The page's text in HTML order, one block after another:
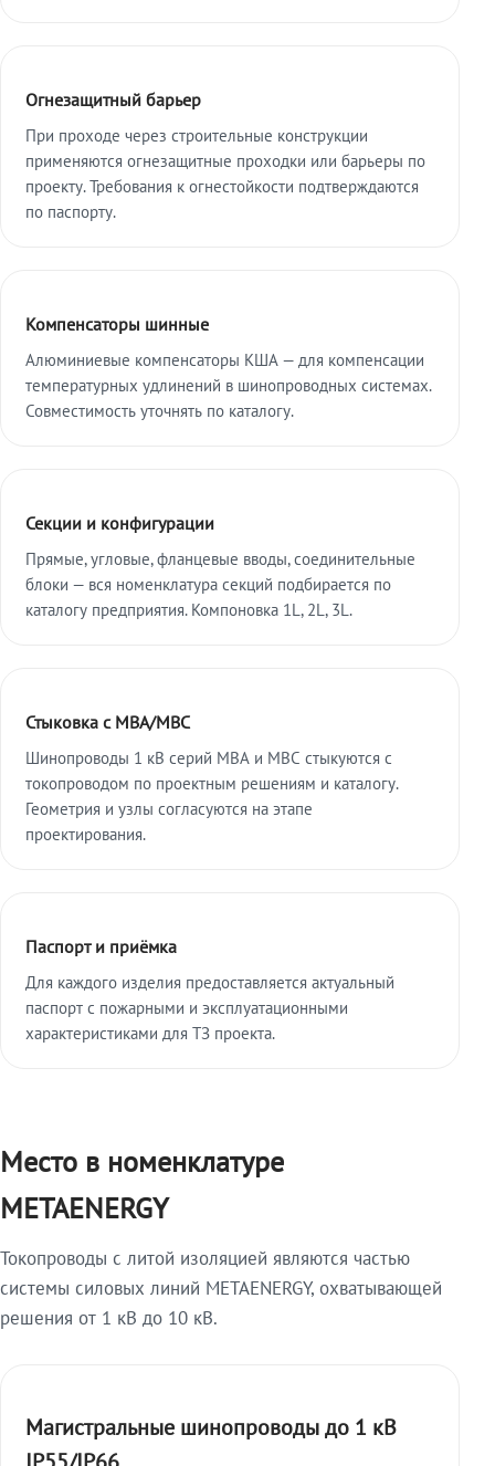
Огнезащитный барьер
При проходе через строительные конструкции
применяются огнезащитные проходки или барьеры по
проекту. Требования к огнестойкости подтверждаются
по паспорту.
Компенсаторы шинные
Алюминиевые компенсаторы КША — для компенсации
температурных удлинений в шинопроводных системах.
Совместимость уточнять по каталогу.
Секции и конфигурации
Прямые, угловые, фланцевые вводы, соединительные
блоки — вся номенклатура секций подбирается по
каталогу предприятия. Компоновка 1L, 2L, 3L.
Стыковка с МВА/МВС
Шинопроводы 1 кВ серий МВА и МВС стыкуются с
токопроводом по проектным решениям и каталогу.
Геометрия и узлы согласуются на этапе
проектирования.
Паспорт и приёмка
Для каждого изделия предоставляется актуальный
паспорт с пожарными и эксплуатационными
характеристиками для ТЗ проекта.
Место в номенклатуре
METAENERGY
Токопроводы с литой изоляцией являются частью
системы силовых линий METAENERGY, охватывающей
решения от 1 кВ до 10 кВ.
Магистральные шинопроводы до 1 кВ